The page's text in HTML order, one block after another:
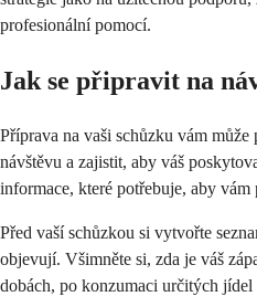
profesionální pomocí.
Jak se připravit na
Příprava na vaši schůzku vám
návštěvu a zajistit, aby váš
informace, které potřebuje, aby vám
Před vaší schůzkou si vytvořte
objevují. Všimněte si, zda je váš
dobách, po konzumaci určitých